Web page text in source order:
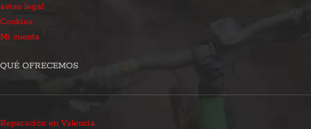
aviso legal
Cookies
Mi cuenta
QUÉ OFRECEMOS
Reparación en Valencia